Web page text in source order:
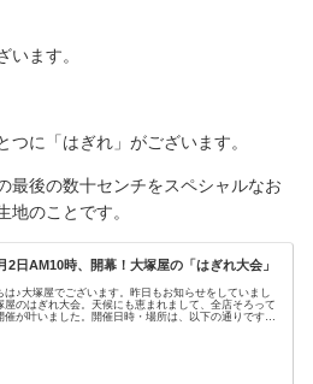
います。
つに「はぎれ」がございます。
最後の数十センチをスペシャルなお
地のことです。
2日AM10時、開幕！大塚屋の「はぎれ大会」
は♪大塚屋でございます。昨日もお知らせをしていまし
屋のはぎれ大会。天候にも恵まれまして、全店そろって
催が叶いました。開催日時・場所は、以下の通りです。